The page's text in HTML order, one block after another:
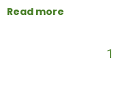
Read more
1